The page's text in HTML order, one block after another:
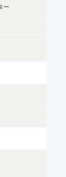
ー